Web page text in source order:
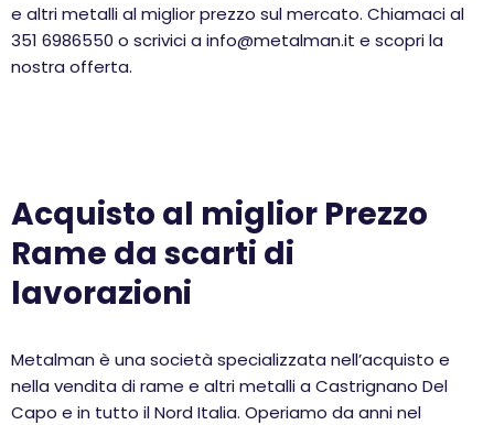
e altri metalli al miglior prezzo sul mercato. Chiamaci al
351 6986550 o scrivici a info@metalman.it e scopri la
nostra offerta.
Acquisto al miglior Prezzo
Rame da scarti di
lavorazioni
Metalman è una società specializzata nell’acquisto e
nella vendita di rame e altri metalli a Castrignano Del
Capo e in tutto il Nord Italia. Operiamo da anni nel